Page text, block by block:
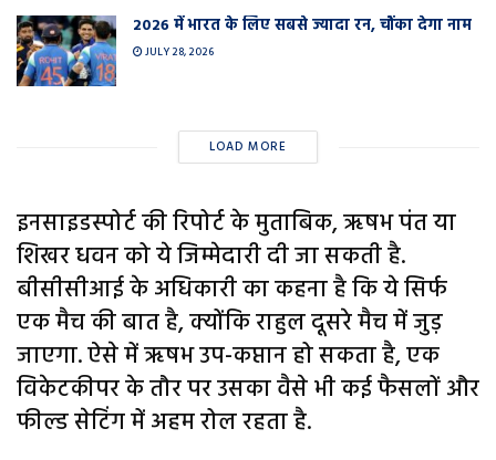
2026 में भारत के लिए सबसे ज्यादा रन, चौंका देगा नाम
JULY 28, 2026
LOAD MORE
इनसाइडस्पोर्ट की रिपोर्ट के मुताबिक, ऋषभ पंत या
शिखर धवन को ये जिम्मेदारी दी जा सकती है.
बीसीसीआई के अधिकारी का कहना है कि ये सिर्फ
एक मैच की बात है, क्योंकि राहुल दूसरे मैच में जुड़
जाएगा. ऐसे में ऋषभ उप-कप्तान हो सकता है, एक
विकेटकीपर के तौर पर उसका वैसे भी कई फैसलों और
फील्ड सेटिंग में अहम रोल रहता है.